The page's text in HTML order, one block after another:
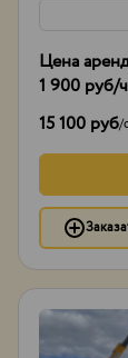
Цена
1 900 руб/
15 100 руб/